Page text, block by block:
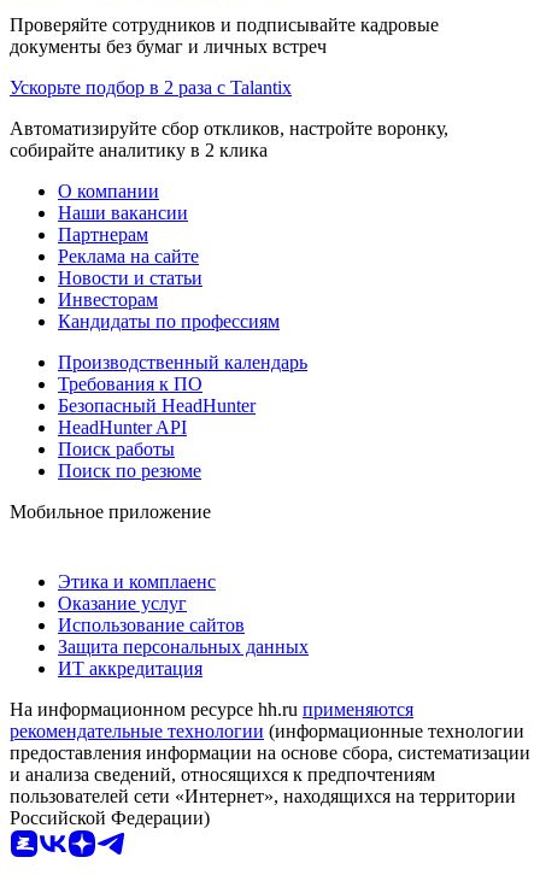
Проверяйте сотрудников и подписывайте кадровые
документы без бумаг и личных встреч
Ускорьте подбор в 2 раза с Talantix
Автоматизируйте сбор откликов, настройте воронку,
собирайте аналитику в 2 клика
О компании
Наши вакансии
Партнерам
Реклама на сайте
Новости и статьи
Инвесторам
Кандидаты по профессиям
Производственный календарь
Требования к ПО
Безопасный HeadHunter
HeadHunter API
Поиск работы
Поиск по резюме
Мобильное приложение
Этика и комплаенс
Оказание услуг
Использование сайтов
Защита персональных данных
ИТ аккредитация
На информационном ресурсе hh.ru применяются
рекомендательные технологии (информационные технологии
предоставления информации на основе сбора, систематизации
и анализа сведений, относящихся к предпочтениям
пользователей сети «Интернет», находящихся на территории
Российской Федерации)